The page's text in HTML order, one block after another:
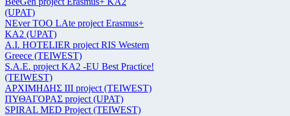
(UPAT)
NEver TOO LAte project Erasmus+
KA2 (UPAT)
Α.Ι. HOTELIER project RIS Western
Greece (TEIWEST)
S.A.E. project KA2 -EU Best Practice!
(TEIWEST)
ΑΡΧΙΜΗΔΗΣ ΙΙΙ project (TEIWEST)
ΠΥΘΑΓΟΡΑΣ project (UPAT)
SPIRAL MED Project (TEIWEST)